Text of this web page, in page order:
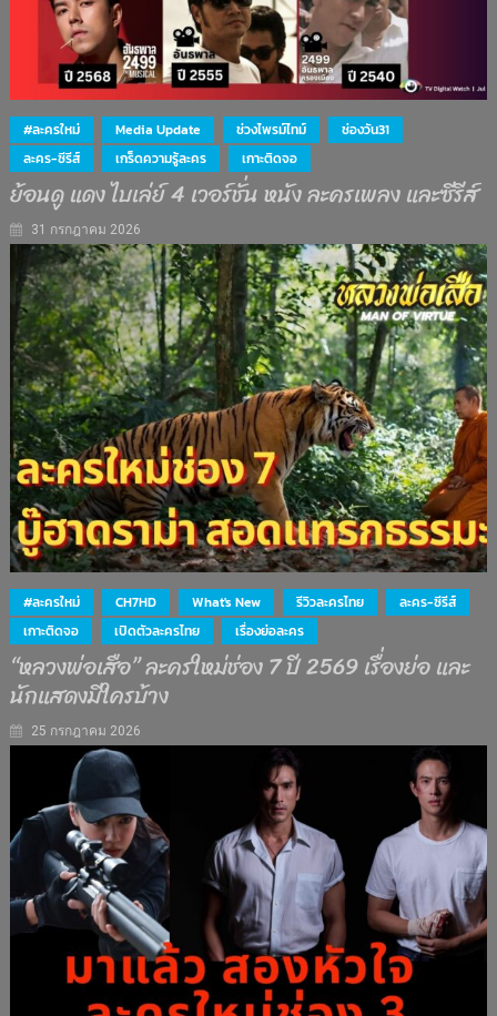
#ละครใหม่ Media Update ช่วงไพรม์ไทม์
ช่องวัน31
ละคร-ซีรีส์
เกร็ดความรู้ละคร เกาะติดจอ
ย้อนดู แดง ไบเล่ย์ 4 เวอร์ชั่น หนัง ละครเพลง และซีรีส์
31 กรกฎาคม 2026
#ละครใหม่ CH7HD What's New รีวิวละครไทย
ละคร-ซีรีส์
เกาะติดจอ
เปิดตัวละครไทย เรื่องย่อละคร
“หลวงพ่อเสือ” ละครใหม่ช่อง 7 ปี 2569 เรื่องย่อ และ
นักแสดงมีใครบ้าง
25 กรกฎาคม 2026